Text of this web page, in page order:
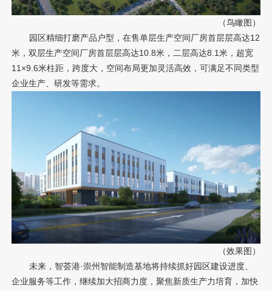
（鸟瞰图）
园区精细打磨产品户型，在售单层生产空间厂房首层层高达12
米，双层生产空间厂房首层层高达10.8米，二层高达8.1米，超宽
11×9.6米柱距，跨度大，空间布局更加灵活高效，可满足不同类型
企业生产、研发等需求。
（效果图）
未来，智荟港·崇州智能制造基地将持续抓好园区建设进度、
企业服务等工作，继续加大招商力度，聚焦新质生产力培育，加快